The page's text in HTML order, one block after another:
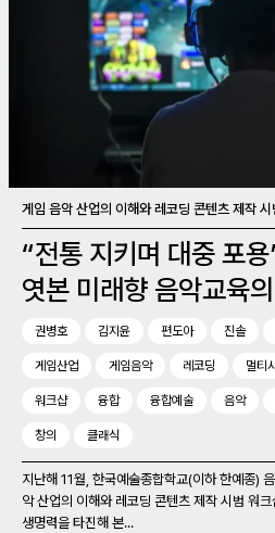
게임 음악 산업의 이해와 레코딩 콘텐츠 제작
“전통 지키며 대중 포
엿본 미래향 음악교육
권병호 김지윤 편도아 진솔
게임산업 게임음악 레코딩 멀티
워크샵 융합 융합예술 음악
창의 클래식
지난해 11월, 한국예술종합학교(이하 한예종)
악 산업의 이해와 레코딩 콘텐츠 제작 시범 워
생명력을 타진해 본...